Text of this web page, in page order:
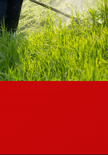
yang sering
mengganti casing tipis yang